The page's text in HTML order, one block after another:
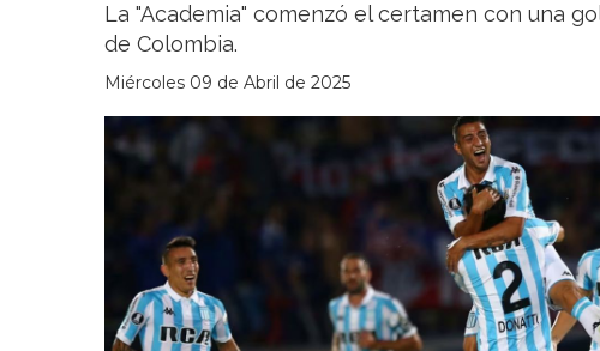
La "Academia" comenzó el certamen con una
de Colombia.
Miércoles 09 de Abril de 2025